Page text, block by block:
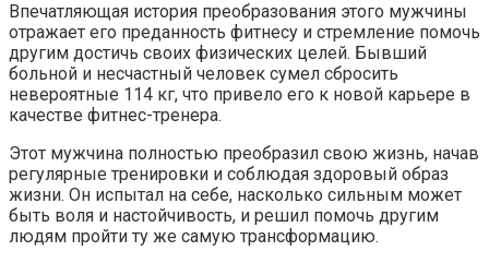
Впечатляющая история преобразования этого мужчины
отражает его преданность фитнесу и стремление помочь
другим достичь своих физических целей. Бывший
больной и несчастный человек сумел сбросить
невероятные 114 кг, что привело его к новой карьере в
качестве фитнес-тренера.
Этот мужчина полностью преобразил свою жизнь, начав
регулярные тренировки и соблюдая здоровый образ
жизни. Он испытал на себе, насколько сильным может
быть воля и настойчивость, и решил помочь другим
людям пройти ту же самую трансформацию.